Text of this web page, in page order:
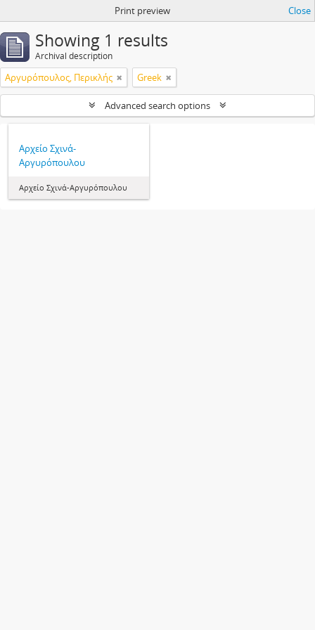
Print preview Close
Showing 1 results
Archival description
Αργυρόπουλος, Περικλής Greek
Advanced search options
Αρχείο Σχινά-
Αργυρόπουλου
Αρχείο Σχινά-Αργυρόπουλου